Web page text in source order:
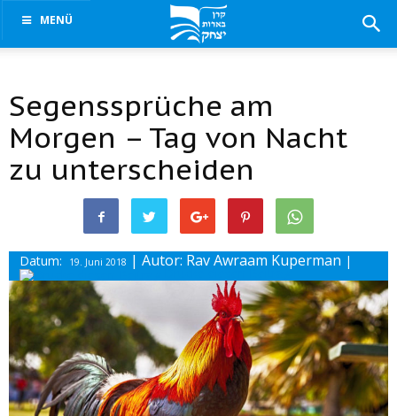
MENÜ
Segenssprüche am
Morgen – Tag von Nacht
zu unterscheiden
Datum: 19. Juni 2018 | Autor: Rav Awraam Kuperman |
Drucke diesen Beitrag